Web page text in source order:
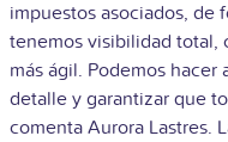
impuestos asociados, de
tenemos visibilidad total,
más ágil. Podemos hacer
detalle y garantizar que
comenta Aurora Lastres.